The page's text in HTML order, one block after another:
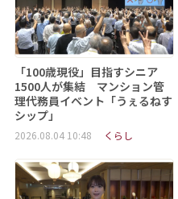
「100歳現役」目指すシニア
1500人が集結 マンション管
理代務員イベント「うぇるねす
シップ」
2026.08.04 10:48 くらし